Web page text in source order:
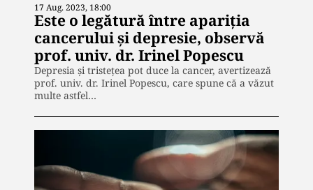
17 Aug. 2023, 18:00
Este o legătură între apariția
cancerului și depresie, observă
prof. univ. dr. Irinel Popescu
Depresia și tristețea pot duce la cancer, avertizează
prof. univ. dr. Irinel Popescu, care spune că a văzut
multe astfel…